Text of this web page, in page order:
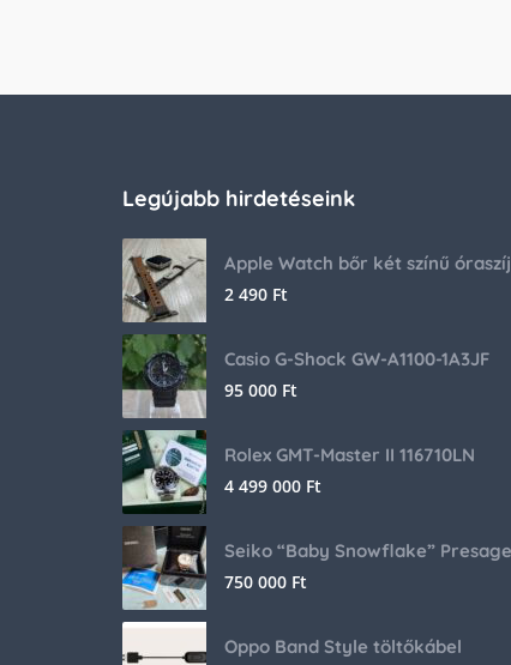
Legújabb hirdetéseink
Apple Watch bőr két színű óraszíj
2 490 Ft
Casio G-Shock GW-A1100-1A3JF
95 000 Ft
Rolex GMT-Master II 116710LN
4 499 000 Ft
750 000 Ft
Oppo Band Style töltőkábel